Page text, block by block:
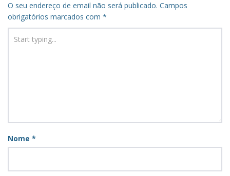
O seu endereço de email não será publicado. Campos
obrigatórios marcados com *
Nome *